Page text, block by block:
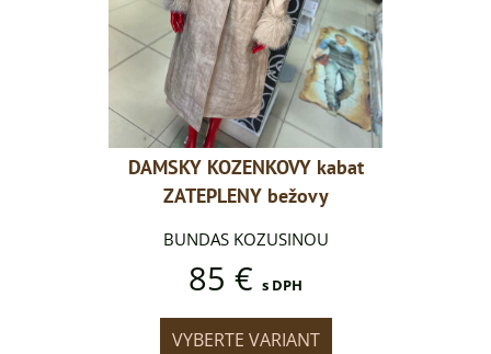
DAMSKY KOZENKOVY kabat
ZATEPLENY bežovy
BUNDAS KOZUSINOU
85 € s DPH
VYBERTE VARIANT